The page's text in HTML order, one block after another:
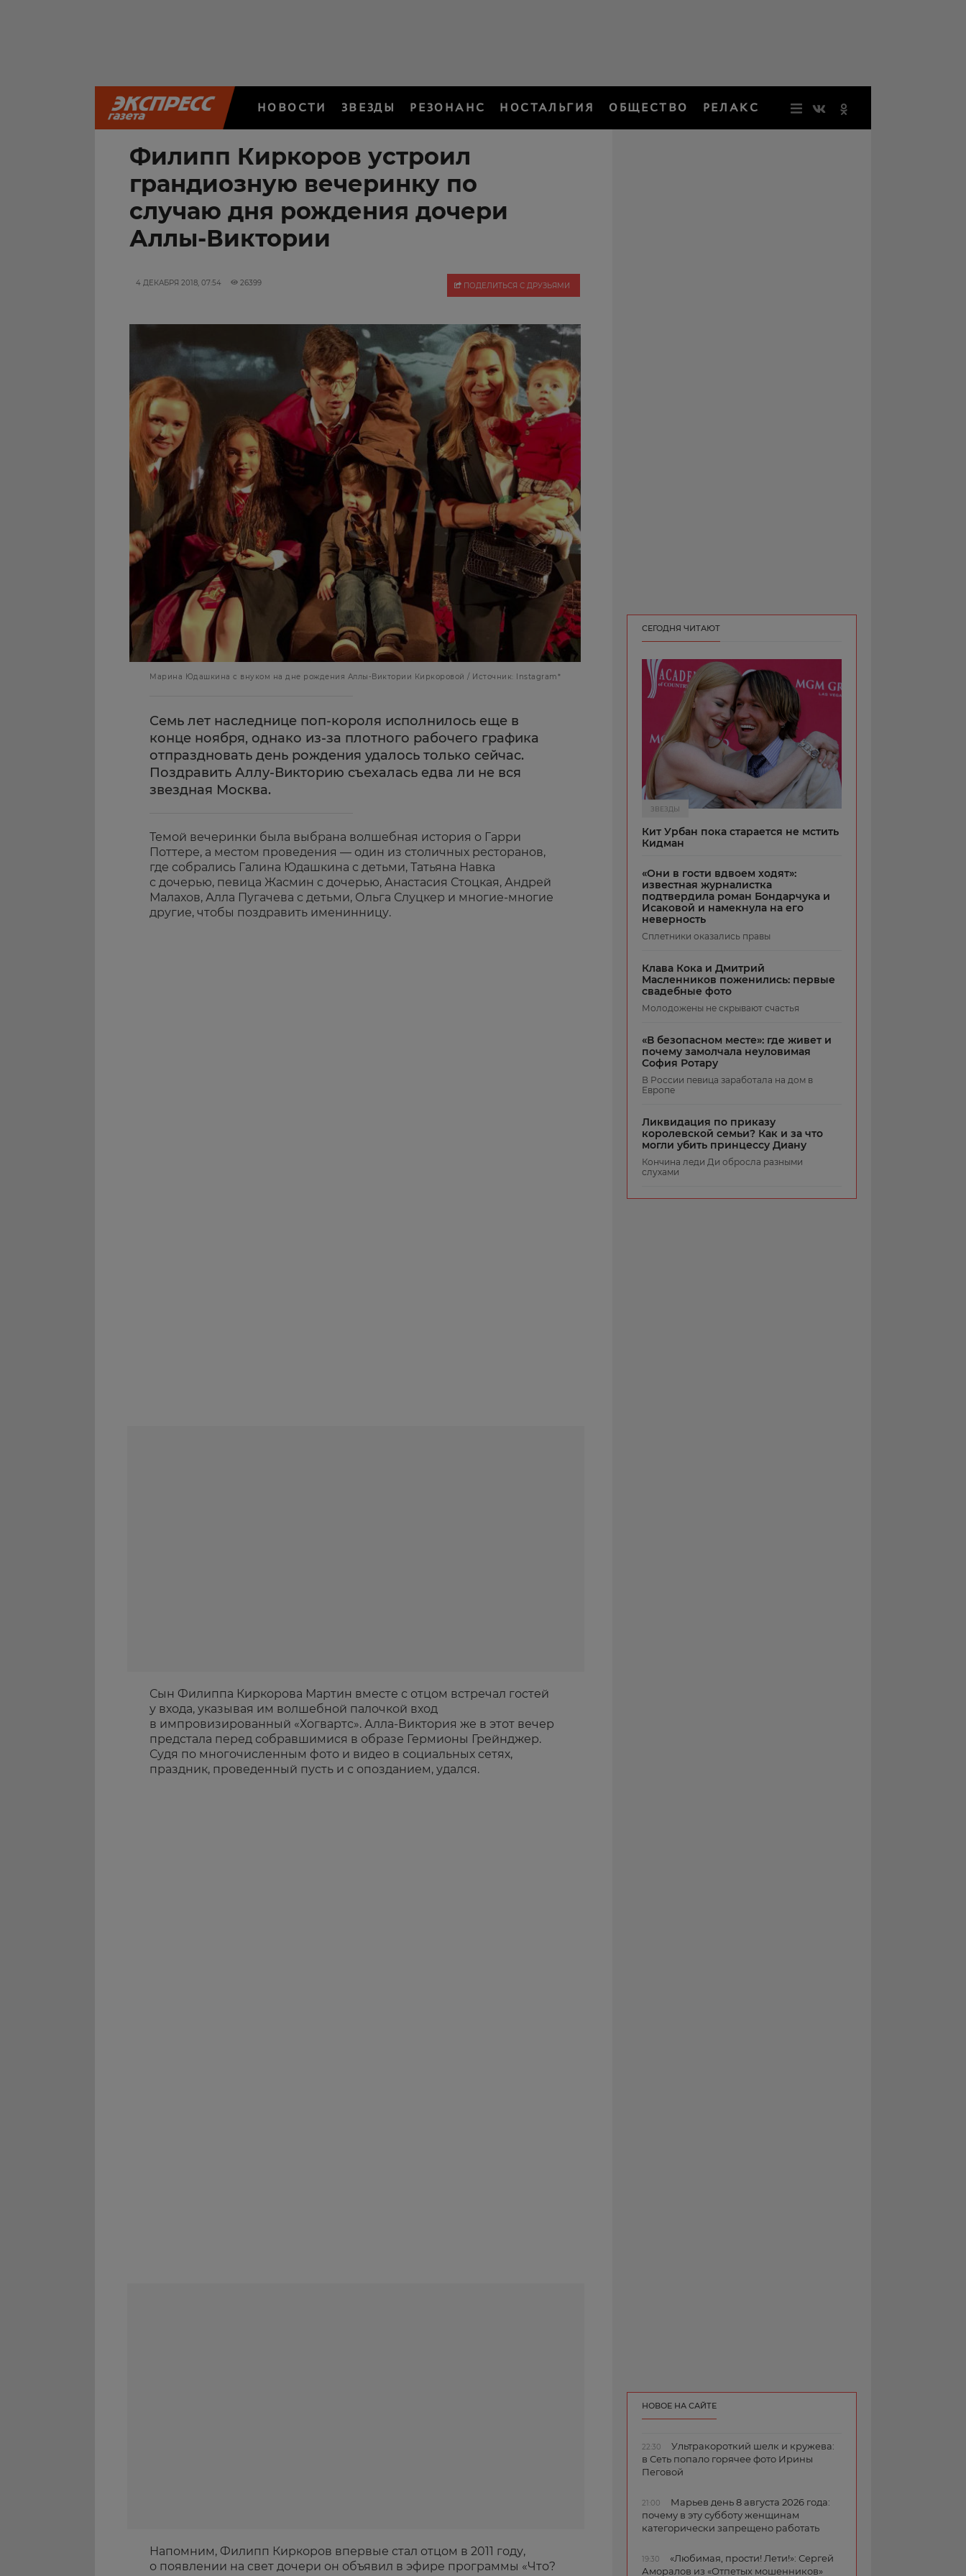
НОВОСТИ ЗВЕЗДЫ РЕЗОНАНС НОСТАЛЬГИЯ ОБЩЕСТВО РЕЛАКС
Филипп Киркоров устроил
грандиозную вечеринку по
случаю дня рождения дочери
Аллы-Виктории
4 ДЕКАБРЯ 2018, 07:54 26399 ПОДЕЛИТЬСЯ С ДРУЗЬЯМИ
Марина Юдашкина с внуком на дне рождения Аллы-Виктории Киркоровой / Источник: Instagram*
Семь лет наследнице поп-короля исполнилось еще в
конце ноября, однако из-за плотного рабочего графика
отпраздновать день рождения удалось только сейчас.
Поздравить Аллу-Викторию съехалась едва ли не вся
звездная Москва.
Темой вечеринки была выбрана волшебная история о Гарри
Поттере, а местом проведения — один из столичных ресторанов,
где собрались Галина Юдашкина с детьми, Татьяна Навка
с дочерью, певица Жасмин с дочерью, Анастасия Стоцкая, Андрей
Малахов, Алла Пугачева с детьми, Ольга Слуцкер и многие-многие
другие, чтобы поздравить именинницу.
Сын Филиппа Киркорова Мартин вместе с отцом встречал гостей
у входа, указывая им волшебной палочкой вход
в импровизированный «Хогвартс». Алла-Виктория же в этот вечер
предстала перед собравшимися в образе Гермионы Грейнджер.
Судя по многочисленным фото и видео в социальных сетях,
праздник, проведенный пусть и с опозданием, удался.
Напомним, Филипп Киркоров впервые стал отцом в 2011 году,
о появлении на свет дочери он объявил в эфире программы «Что?
СЕГОДНЯ ЧИТАЮТ
ЗВЕЗДЫ
Кит Урбан пока старается не мстить
Кидман
«Они в гости вдвоем ходят»:
известная журналистка
подтвердила роман Бондарчука и
Исаковой и намекнула на его
неверность
Сплетники оказались правы
Клава Кока и Дмитрий
Масленников поженились: первые
свадебные фото
Молодожены не скрывают счастья
«В безопасном месте»: где живет и
почему замолчала неуловимая
София Ротару
В России певица заработала на дом в
Европе
Ликвидация по приказу
королевской семьи? Как и за что
могли убить принцессу Диану
Кончина леди Ди обросла разными
слухами
НОВОЕ НА САЙТЕ
22:30
Ультракороткий шелк и кружева:
в Сеть попало горячее фото Ирины
Пеговой
21:00
Марьев день 8 августа 2026 года:
почему в эту субботу женщинам
категорически запрещено работать
19:30
«Любимая, прости! Лети!»: Сергей
Аморалов из «Отпетых мошенников»